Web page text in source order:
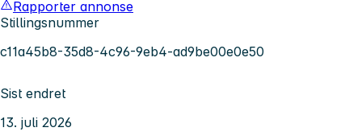
Rapporter annonse
Stillingsnummer
c11a45b8-35d8-4c96-9eb4-ad9be00e0e50
Sist endret
13. juli 2026